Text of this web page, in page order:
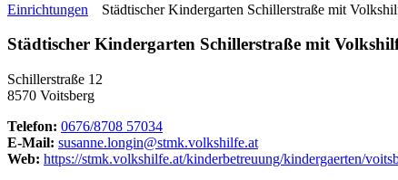
Einrichtungen Städtischer Kindergarten Schillerstraße mit
Städtischer Kindergarten Schillerstraße mit
Schillerstraße 12
8570 Voitsberg
Telefon: 0676/8708 57034
E-Mail: susanne.longin@stmk.volkshilfe.at
Web: https://stmk.volkshilfe.at/kinderbetreuung/kindergaerten/